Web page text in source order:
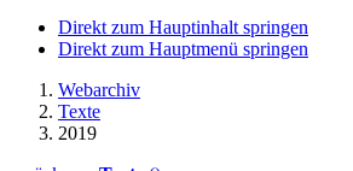
Direkt zum Hauptinhalt springen
Direkt zum Hauptmenü springen
Webarchiv
Texte
2019